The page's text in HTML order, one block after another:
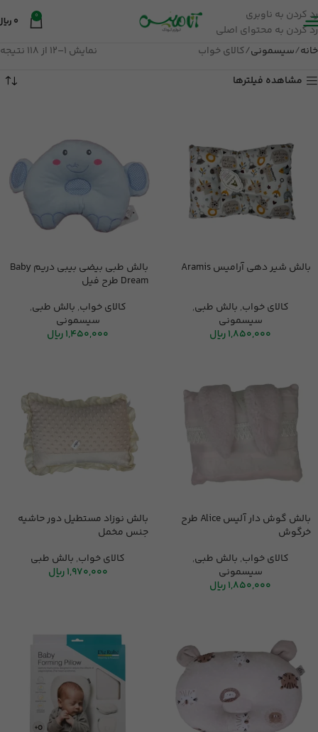
رد کردن به ناوبری
رد کردن به محتوای اصلی
0
0
خانه سیسمونی کالای خواب
نمایش 1–12 از 118 نتیجه
مشاهده فیلترها
بالش شیر دهی آرامیس Aramis
کالای خواب, بالش طبی,
سیسمونی
1,850,000ریال
بالش طبی بیضی بیبی دریم Baby
Dream طرح فیل
کالای خواب, بالش طبی,
سیسمونی
1,450,000ریال
بالش گوش دار آلیس Alice طرح
خرگوش
کالای خواب, بالش طبی,
سیسمونی
1,850,000ریال
بالش نوزاد مستطیل دور حاشیه
جنس مخمل
کالای خواب, بالش طبی
1,970,000 ریال